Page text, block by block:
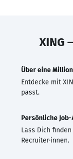
XING
Über eine Million
Entdecke mit
passt.
Persönliche
Lass Dich
Recruiter·innen.